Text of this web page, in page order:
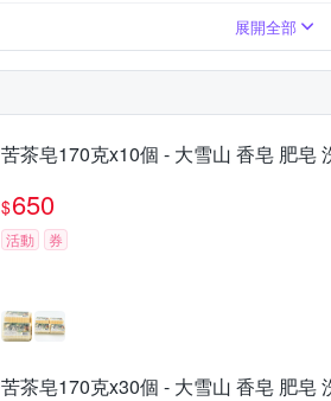
詳商品包裝
展開全部
苦茶皂170克x10個 - 大雪山 香皂 肥皂
$650
活動 券
苦茶皂170克x30個 - 大雪山 香皂 肥皂